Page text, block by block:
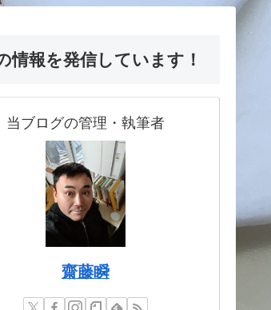
情報を発信しています！
当ブログの管理・執筆者
齋藤瞬